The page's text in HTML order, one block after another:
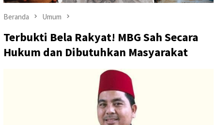
Beranda Umum
Terbukti Bela Rakyat! MBG Sah Secara
Hukum dan Dibutuhkan Masyarakat